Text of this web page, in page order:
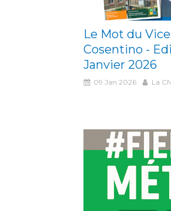
Le Mot du
Cosentino -
Janvier 2026
09 Jan 2026 La